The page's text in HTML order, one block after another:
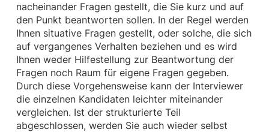
nacheinander Fragen gestellt, die Sie kurz und auf
den Punkt beantworten sollen. In der Regel werden
Ihnen situative Fragen gestellt, oder solche, die sich
auf vergangenes Verhalten beziehen und es wird
Ihnen weder Hilfestellung zur Beantwortung der
Fragen noch Raum für eigene Fragen gegeben.
Durch diese Vorgehensweise kann der Interviewer
die einzelnen Kandidaten leichter miteinander
vergleichen. Ist der strukturierte Teil
abgeschlossen, werden Sie auch wieder selbst